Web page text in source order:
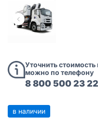
Уточнить стоимость
можно по телефону
8 800 500 23 22
в наличии